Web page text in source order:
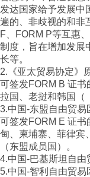
发达国家给予发展中
遍的、非歧视的和非
F、FORM P等互惠
制度，旨在增加发展
长等。
2.《亚太贸易协定》
可签发FORM B 证
拉国、老挝和韩国（
3.中国-东盟自由贸易
可签发FORM E 证
甸、柬埔寨、菲律宾
（东盟成员国）。
4.中国-巴基斯坦自由
5.中国-智利自由贸易